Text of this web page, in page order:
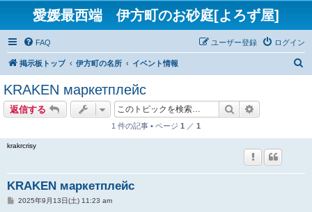
愛媛最西端 伊方町のお砂庭[よろず屋]
FAQ ログイン
ユーザー登録
掲示板トップ 伊方町の名所 イベント情報
KRAKEN маркетплейс
返信する 検索
1 件の記事 • ページ 1 ／ 1
krakrcrisy
KRAKEN маркетплейс
投
2025年9月13日(土) 11:23 am